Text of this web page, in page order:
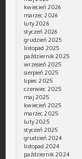
kwiecień 2026
marzec 2026
luty 2026
styczeń 2026
grudzień 2025
listopad 2025
październik 2025
wrzesień 2025
sierpień 2025
lipiec 2025
czerwiec 2025
maj 2025
kwiecień 2025
marzec 2025
luty 2025
styczeń 2025
grudzień 2024
listopad 2024
październik 2024